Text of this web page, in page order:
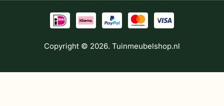
Copyright © 2026. Tuinmeubelshop.nl